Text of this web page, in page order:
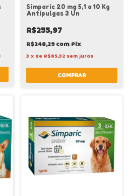
Simparic 20 mg 5,1 a 10 Kg
Antipulgas 3 Un
R$255,97
R$248,29com Pix
3 x de R$85,32 sem juros